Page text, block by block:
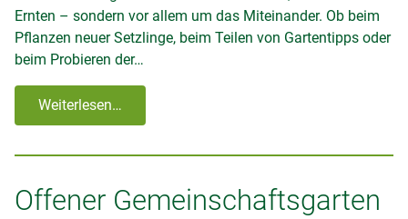
Ernten – sondern vor allem um das Miteinander. Ob beim
Pflanzen neuer Setzlinge, beim Teilen von Gartentipps oder
beim Probieren der…
Weiterlesen…
Offener Gemeinschaftsgarten